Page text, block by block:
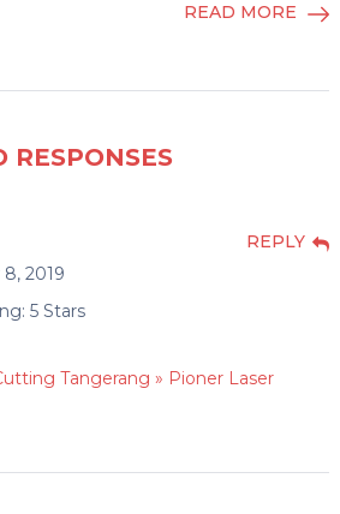
READ MORE
RESPONSES
2019
REPLY
5 Stars
Tangerang » Pioner Laser